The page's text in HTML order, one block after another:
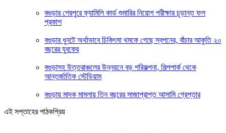
বগুড়ার শেরপুরে ফ্যামিলি কার্ড শুমারির নিয়োগ পরীক্ষার চূড়ান্ত ফল
প্রকাশ
বগুড়ার ধুনটে অর্থাভাবে চিকিৎসা থমকে গেছে স্বপনের, বাঁচার আকুতি ২০
বছরের যুবকের
বগুড়াসহ উত্তরাঞ্চলের উন্নয়নে বড় পরিকল্পনা, শিল্পপার্ক থেকে
আন্তর্জাতিক স্টেডিয়াম
বগুড়ায় মাদক মামলায় তিন বছরের সাজাপ্রাপ্ত আসামি গ্রেপ্তার
এই সপ্তাহের পাঠকপ্রিয়